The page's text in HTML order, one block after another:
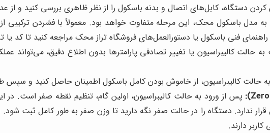
کردن دستگاه، کابل‌های اتصال و بدنه باسکول را از نظر ظاهری بررسی کنید و
به مدل باسکول محک، این مرحله متفاوت خواهد بود. معمولاً با فشردن
فنی باسکول یا دستورالعمل‌های فروشگاه تراز محک مراجعه کنید تا کد یا
حالت کالیبراسیون یا تغییر تصادفی پارامترها بدون اطلاع دقیق، می‌تواند
به حالت کالیبراسیون، از خاموش بودن کامل باسکول اطمینان حاصل کنید و
پس از ورود به حالت کالیبراسیون، اولین گام، تنظیم نقطه صفر است.
ندارد. دستگاه را در حالت صفر نگه دارید تا وزن صفر به طور کامل ثبت
دارند.